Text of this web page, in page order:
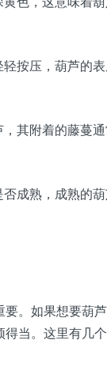
按压，葫芦的
其附着的藤蔓通
成熟，成熟的
。如果想要葫
当。这里有几